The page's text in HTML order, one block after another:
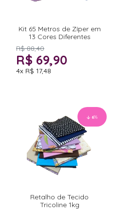
Kit 65 Metros de Zíper em
13 Cores Diferentes
R$ 88,40
R$ 69,90
4x R$ 17,48
6%
Retalho de Tecido
Tricoline 1kg